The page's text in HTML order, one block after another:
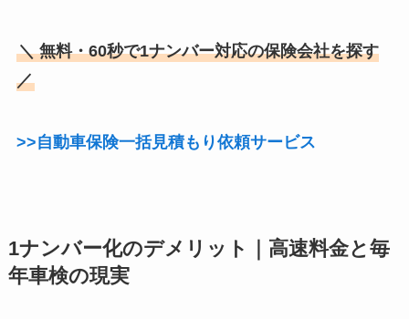
＼ 無料・60秒で1ナンバー対応の保険会社を探す
／
>>自動車保険一括見積もり依頼サービス
1ナンバー化のデメリット｜高速料金と毎
年車検の現実